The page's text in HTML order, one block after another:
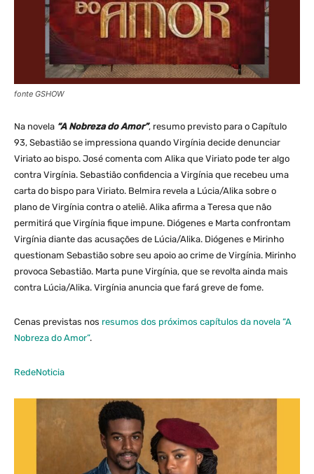
fonte GSHOW
Na novela “A Nobreza do Amor”, resumo previsto para o Capítulo
93, Sebastião se impressiona quando Virgínia decide denunciar
Viriato ao bispo. José comenta com Alika que Viriato pode ter algo
contra Virgínia. Sebastião confidencia a Virgínia que recebeu uma
carta do bispo para Viriato. Belmira revela a Lúcia/Alika sobre o
plano de Virgínia contra o ateliê. Alika afirma a Teresa que não
permitirá que Virgínia fique impune. Diógenes e Marta confrontam
Virgínia diante das acusações de Lúcia/Alika. Diógenes e Mirinho
questionam Sebastião sobre seu apoio ao crime de Virgínia. Mirinho
provoca Sebastião. Marta pune Virgínia, que se revolta ainda mais
contra Lúcia/Alika. Virgínia anuncia que fará greve de fome.
Cenas previstas nos resumos dos próximos capítulos da novela “A
Nobreza do Amor”.
RedeNoticia